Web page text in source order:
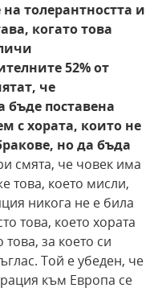
на толерантността и
когато това
52% от
че
бъде поставена
с хората, които не
нода бъда
смята, че човек има
това, което мисли,
никога не е била
това, което хората
за което си
Той е убеден, че
към Европа се